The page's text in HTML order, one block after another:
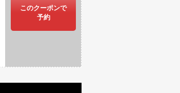
このクーポンで
予約